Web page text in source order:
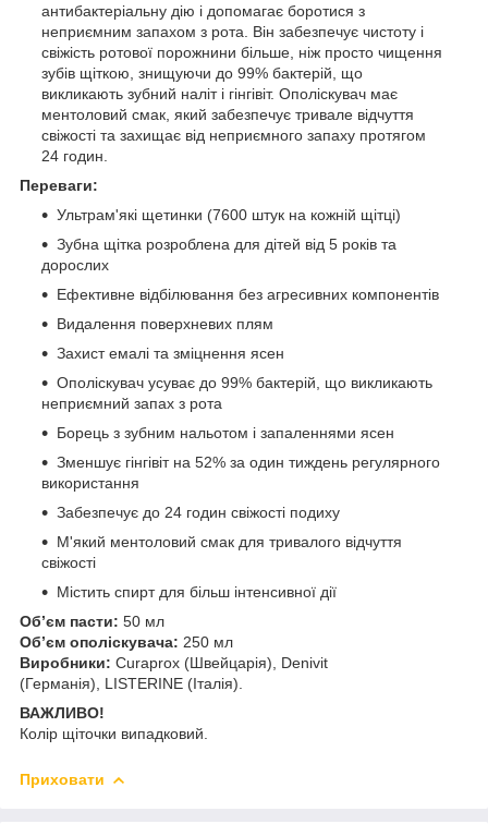
антибактеріальну дію і допомагає боротися з
неприємним запахом з рота. Він забезпечує чистоту і
свіжість ротової порожнини більше, ніж просто чищення
зубів щіткою, знищуючи до 99% бактерій, що
викликають зубний наліт і гінгівіт. Ополіскувач має
ментоловий смак, який забезпечує тривале відчуття
свіжості та захищає від неприємного запаху протягом
24 годин.
Переваги:
Ультрам'які щетинки (7600 штук на кожній щітці)
Зубна щітка розроблена для дітей від 5 років та
дорослих
Ефективне відбілювання без агресивних компонентів
Видалення поверхневих плям
Захист емалі та зміцнення ясен
Ополіскувач усуває до 99% бактерій, що викликають
неприємний запах з рота
Борець з зубним нальотом і запаленнями ясен
Зменшує гінгівіт на 52% за один тиждень регулярного
використання
Забезпечує до 24 годин свіжості подиху
М'який ментоловий смак для тривалого відчуття
свіжості
Містить спирт для більш інтенсивної дії
Обʼєм пасти: 50 мл
Обʼєм ополіскувача: 250 мл
Виробники: Curaprox (Швейцарія), Denivit
(Германія), LISTERINE (Італія).
ВАЖЛИВО!
Колір щіточки випадковий.
Приховати